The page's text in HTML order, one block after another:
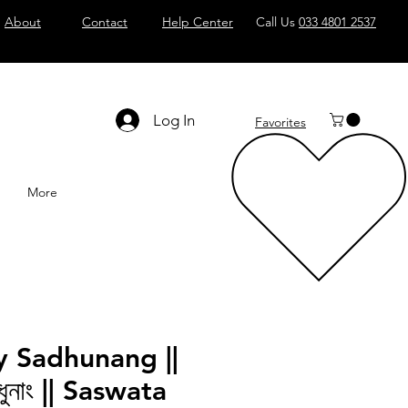
About Contact Help Center Call Us 033 4801 2537
Log In Favorites
More
||
|| Saswata